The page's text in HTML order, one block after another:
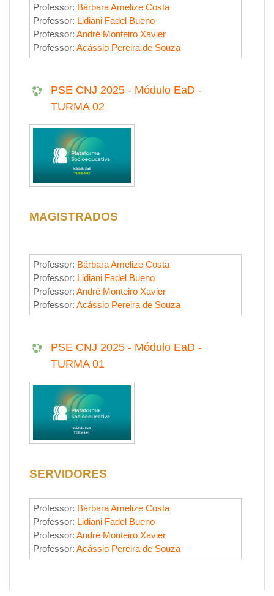
Professor: Bárbara Amelize Costa
Professor: Lidiani Fadel Bueno
Professor: André Monteiro Xavier
Professor: Acássio Pereira de Souza
PSE CNJ 2025 - Módulo EaD -
TURMA 02
MAGISTRADOS
Professor: Bárbara Amelize Costa
Professor: Lidiani Fadel Bueno
Professor: André Monteiro Xavier
Professor: Acássio Pereira de Souza
PSE CNJ 2025 - Módulo EaD -
TURMA 01
SERVIDORES
Professor: Bárbara Amelize Costa
Professor: Lidiani Fadel Bueno
Professor: André Monteiro Xavier
Professor: Acássio Pereira de Souza